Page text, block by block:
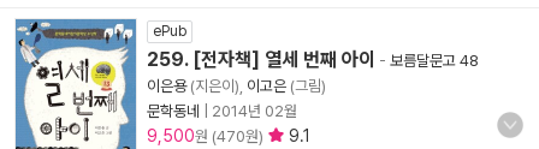
ePub
259. [전자책] 열세 번째 아이 - 보름달문고 48
이은용(지은이), 이고은 (그림)
문학동네
2014년 02월
9,500원 (470원) 9.1